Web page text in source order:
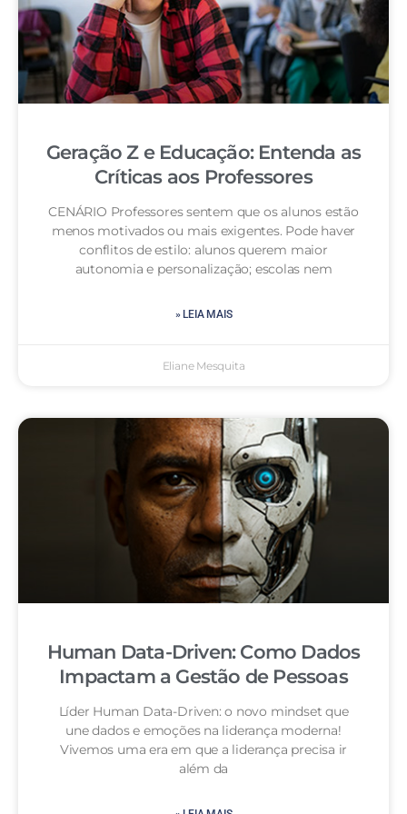
Geração Z e Educação: Entenda as
Críticas aos Professores
CENÁRIO Professores sentem que os alunos estão
menos motivados ou mais exigentes. Pode haver
conflitos de estilo: alunos querem maior
autonomia e personalização; escolas nem
» LEIA MAIS
Eliane Mesquita
Human Data-Driven: Como Dados
Impactam a Gestão de Pessoas
Líder Human Data-Driven: o novo mindset que
une dados e emoções na liderança moderna!
Vivemos uma era em que a liderança precisa ir
além da